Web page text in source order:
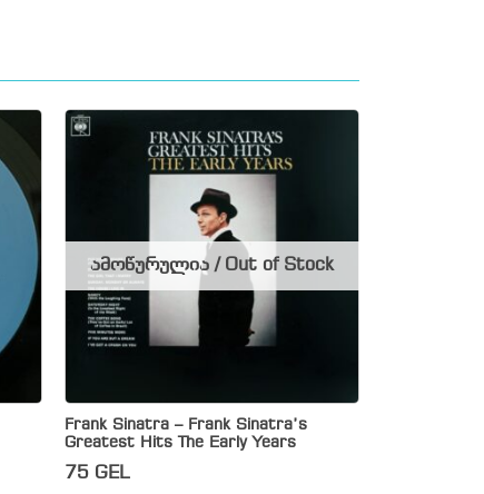
Frank Sinatra – Frank Sinatra’s
Greatest Hits The Early Years
75 GEL
ამოწურულია / Out of Stock